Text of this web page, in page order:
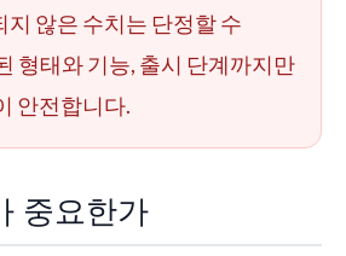
않은 수치는 단정할 수
형태와 기능, 출시 단계까지만
안전합니다.
중요한가